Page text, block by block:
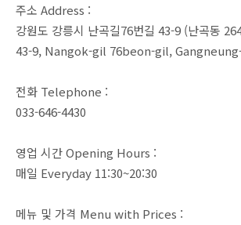
주소 Address :
강원도 강릉시 난곡길76번길 43-9 (난곡동
43-9, Nangok-gil 76beon-gil,
전화 Telephone :
033-646-4430
영업 시간 Opening Hours :
매일 Everyday 11:30~20:30
메뉴 및 가격 Menu with Prices :